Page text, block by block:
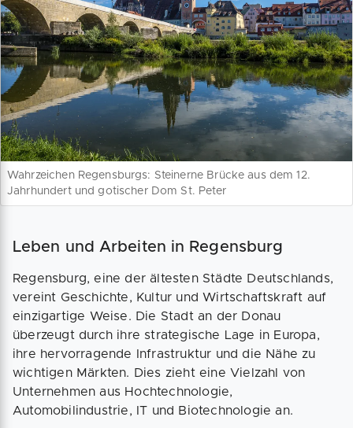
Wahrzeichen Regensburgs: Steinerne Brücke aus dem 12.
Jahrhundert und gotischer Dom St. Peter
Leben und Arbeiten in Regensburg
Regensburg, eine der ältesten Städte Deutschlands,
vereint Geschichte, Kultur und Wirtschaftskraft auf
einzigartige Weise. Die Stadt an der Donau
überzeugt durch ihre strategische Lage in Europa,
ihre hervorragende Infrastruktur und die Nähe zu
wichtigen Märkten. Dies zieht eine Vielzahl von
Unternehmen aus Hochtechnologie,
Automobilindustrie, IT und Biotechnologie an.